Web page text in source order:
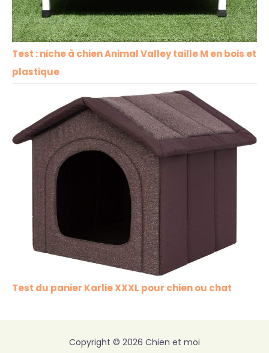
Test : niche à chien Animal Valley taille M en bois et
plastique
Test du panier Karlie XXXL pour chien ou chat
Copyright © 2026 Chien et moi